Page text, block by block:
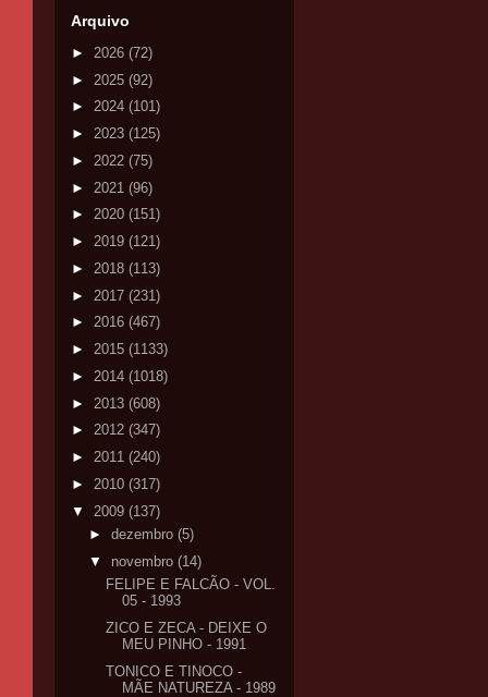
Arquivo
► 2026 (72)
► 2025 (92)
► 2024 (101)
► 2023 (125)
► 2022 (75)
► 2021 (96)
► 2020 (151)
► 2019 (121)
► 2018 (113)
► 2017 (231)
► 2016 (467)
► 2015 (1133)
► 2014 (1018)
► 2013 (608)
► 2012 (347)
► 2011 (240)
► 2010 (317)
▼ 2009 (137)
► dezembro (5)
▼ novembro (14)
FELIPE E FALCÃO - VOL.
05 - 1993
ZICO E ZECA - DEIXE O
MEU PINHO - 1991
TONICO E TINOCO -
MÃE NATUREZA - 1989